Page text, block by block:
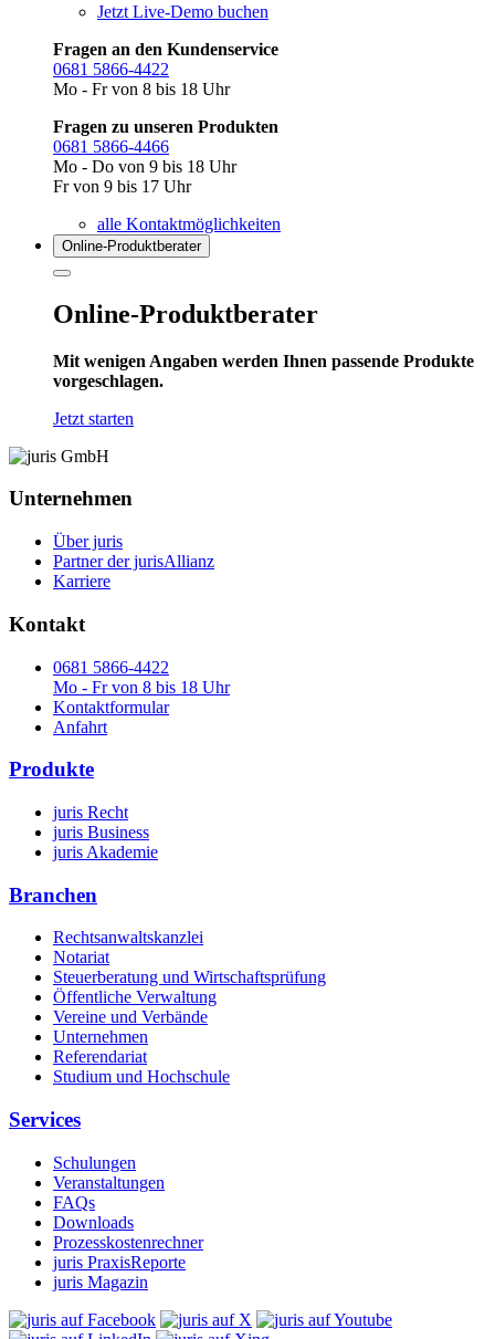
Jetzt Live-Demo buchen
Fragen an den Kundenservice
0681 5866-4422
Mo - Fr von 8 bis 18 Uhr
Fragen zu unseren Produkten
0681 5866-4466
Mo - Do von 9 bis 18 Uhr
Fr von 9 bis 17 Uhr
alle Kontaktmöglichkeiten
Online-Produkt­berater
Online-Produktberater
Mit wenigen Angaben werden Ihnen passende Produkte
vorgeschlagen.
Jetzt starten
Unternehmen
Über juris
Partner der jurisAllianz
Karriere
Kontakt
0681 5866-4422
Mo - Fr von 8 bis 18 Uhr
Kontaktformular
Anfahrt
Produkte
juris Recht
juris Business
juris Akademie
Branchen
Rechtsanwaltskanzlei
Notariat
Steuerberatung und Wirtschaftsprüfung
Öffentliche Verwaltung
Vereine und Verbände
Unternehmen
Referendariat
Studium und Hochschule
Services
Schulungen
Veranstaltungen
FAQs
Downloads
Prozesskostenrechner
juris PraxisReporte
juris Magazin